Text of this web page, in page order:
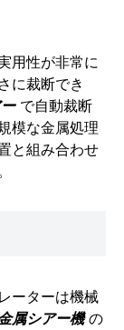
用性が非常に
に裁断でき
で自動裁断
模な金属処理
と組み合わせ
ーターは機械
属シアー機の